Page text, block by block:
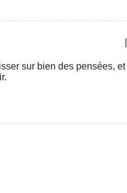
sur bien des pensées, et